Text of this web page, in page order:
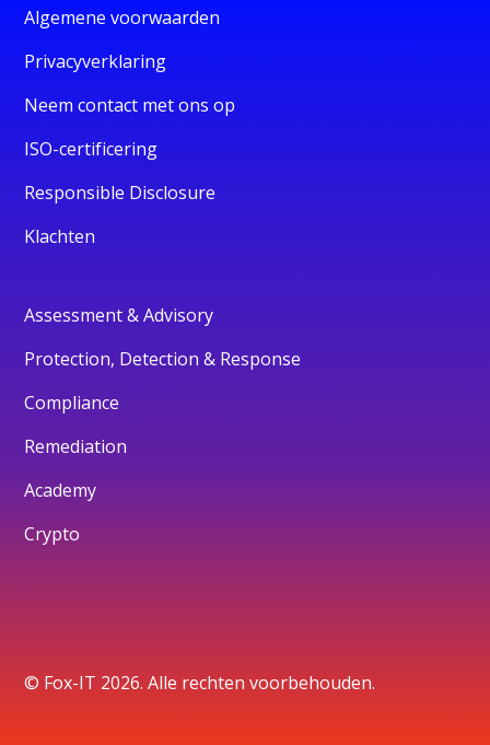
Algemene voorwaarden
Privacyverklaring
Neem contact met ons op
ISO-certificering
Responsible Disclosure
Klachten
Assessment & Advisory
Protection, Detection & Response
Compliance
Remediation
Academy
Crypto
© Fox-IT 2026. Alle rechten voorbehouden.